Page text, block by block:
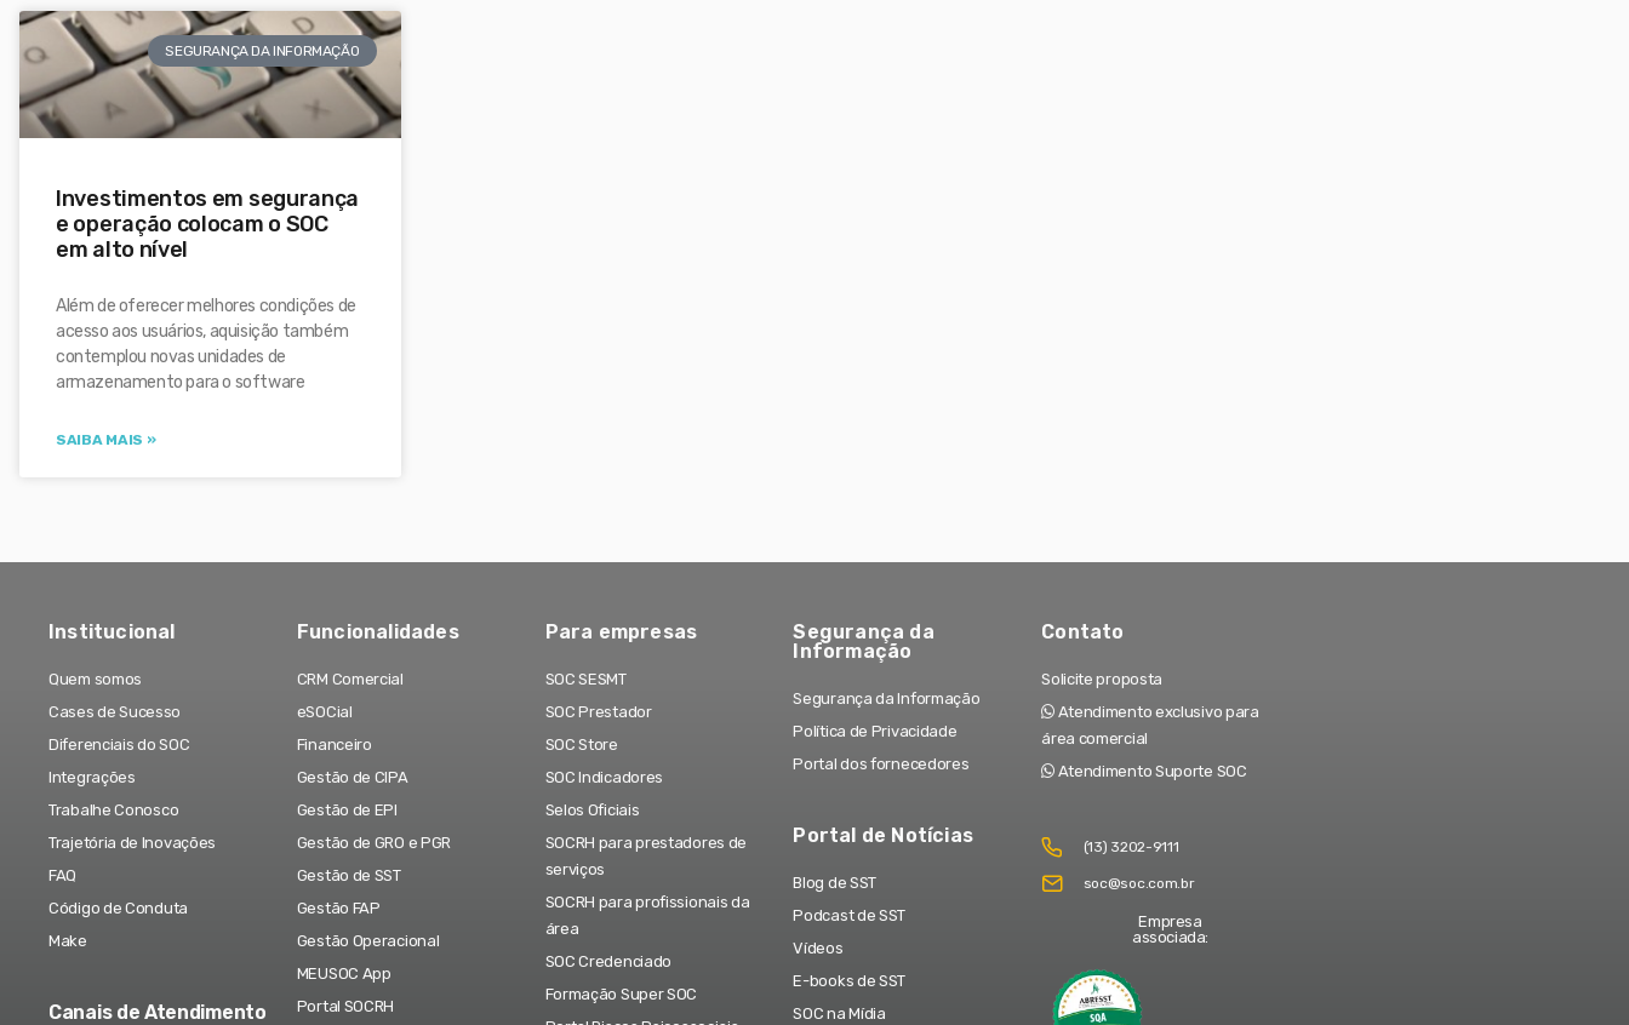
SEGURANÇA DA INFORMAÇÃO
Investimentos em segurança
e operação colocam o SOC
em alto nível
Além de oferecer melhores condições de
acesso aos usuários, aquisição também
contemplou novas unidades de
armazenamento para o software
SAIBA MAIS »
Institucional
Quem somos
Cases de Sucesso
Diferenciais do SOC
Integrações
Trabalhe Conosco
Trajetória de Inovações
FAQ
Código de Conduta
Make
Canais de Atendimento
Funcionalidades
CRM Comercial
eSOCial
Financeiro
Gestão de CIPA
Gestão de EPI
Gestão de GRO e PGR
Gestão de SST
Gestão FAP
Gestão Operacional
MEUSOC App
Portal SOCRH
Para empresas
SOC SESMT
SOC Prestador
SOC Store
SOC Indicadores
Selos Oficiais
SOCRH para prestadores de
serviços
SOCRH para profissionais da
área
SOC Credenciado
Formação Super SOC
Segurança da
Informação
Segurança da Informação
Política de Privacidade
Portal dos fornecedores
Portal de Notícias
Blog de SST
Podcast de SST
Vídeos
E-books de SST
SOC na Mídia
Contato
Solicite proposta
Atendimento exclusivo para
área comercial
Atendimento Suporte SOC
(13) 3202-9111
soc@soc.com.br
Empresa
associada: